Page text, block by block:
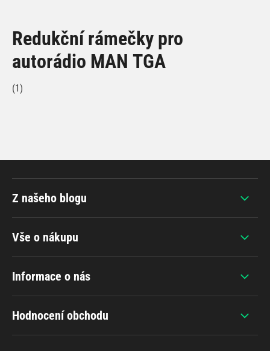
Redukční rámečky pro
autorádio MAN TGA
(1)
Vše o nákupu
Informace o nás
Hodnocení obchodu
Z našeho blogu